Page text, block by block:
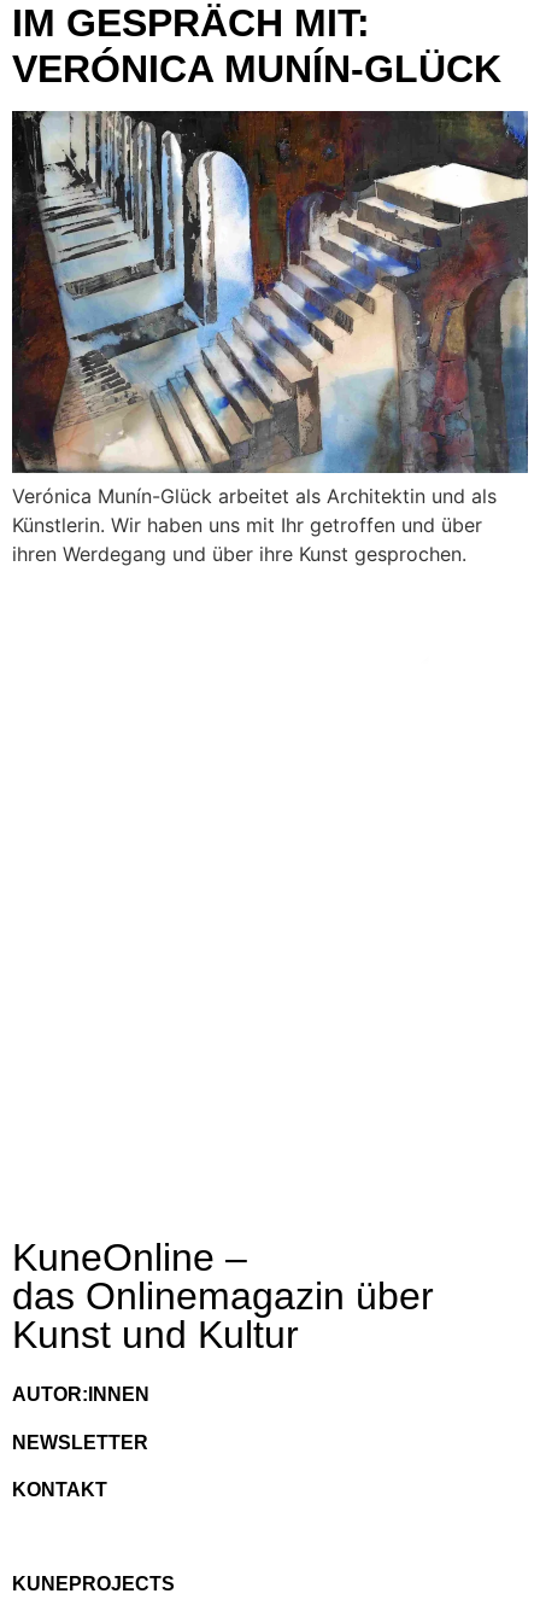
IM GESPRÄCH MIT:
VERÓNICA MUNÍN-GLÜCK
Verónica Munín-Glück arbeitet als Architektin und als
Künstlerin. Wir haben uns mit Ihr getroffen und über
ihren Werdegang und über ihre Kunst gesprochen.
KuneOnline –
das Onlinemagazin über
Kunst und Kultur
AUTOR:INNEN
NEWSLETTER
KONTAKT
KUNEPROJECTS